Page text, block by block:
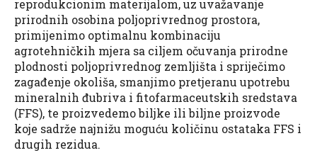
reprodukcionim materijalom, uz uvažavanje
prirodnih osobina poljoprivrednog prostora,
primijenimo optimalnu kombinaciju
agrotehničkih mjera sa ciljem očuvanja prirodne
plodnosti poljoprivrednog zemljišta i spriječimo
zagađenje okoliša, smanjimo pretjeranu upotrebu
mineralnih đubriva i fitofarmaceutskih sredstava
(FFS), te proizvedemo biljke ili biljne proizvode
koje sadrže najnižu moguću količinu ostataka FFS i
drugih rezidua.